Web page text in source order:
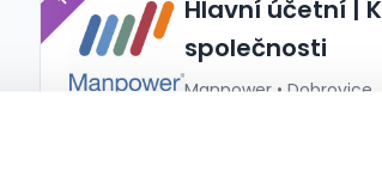
Hlavní účetní |
společnosti
Manpower • Dobrovice